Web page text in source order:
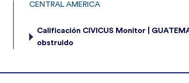
CENTRAL AMERICA
Calificación CIVICUS Monitor |
obstruido